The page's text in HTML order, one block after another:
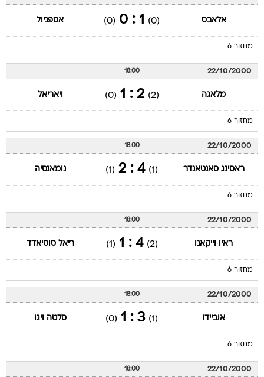
אלאבס (0)
1 : 0
(0) אספניול
מחזור 6
22/10/2000
18:00
מלאגה (2)
2 : 1
(0) ויאריאל
מחזור 6
22/10/2000
18:00
ראסינג סאנטאנדר (1)
4 : 2
(1) נומאנסיה
מחזור 6
22/10/2000
18:00
ראיו וייקאנו (2)
4 : 1
(1) ריאל סוסיאדד
מחזור 6
22/10/2000
18:00
אוביידו (1)
3 : 1
(0) סלטה ויגו
מחזור 6
22/10/2000
18:00